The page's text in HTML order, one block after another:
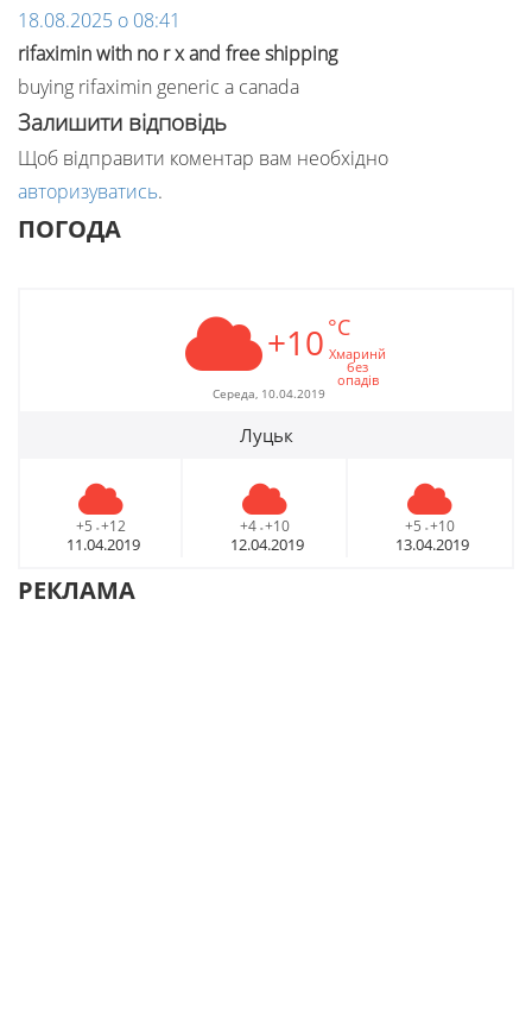
18.08.2025 о 08:41
rifaximin with no r x and free shipping
buying rifaximin generic a canada
Залишити відповідь
Щоб відправити коментар вам необхідно
авторизуватись.
ПОГОДА
+10 °C
Хмаринй
без
опадів
Середа, 10.04.2019
Луцьк
+5 - +12
11.04.2019
+4 - +10
12.04.2019
+5 - +10
13.04.2019
РЕКЛАМА